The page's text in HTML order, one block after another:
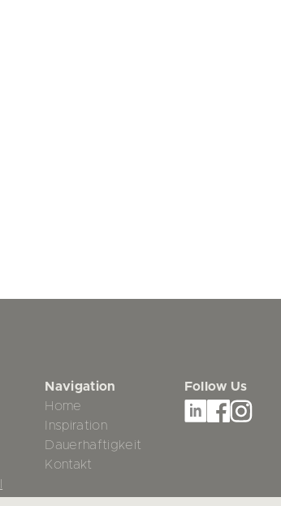
Navigation
Home
Inspiration
Dauerhaftigkeit
Kontakt
Follow Us